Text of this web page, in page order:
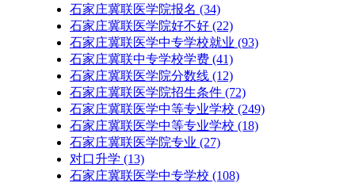
石家庄冀联医学院报名 (34)
石家庄冀联医学院好不好 (22)
石家庄冀联医学中专学校就业 (93)
石家庄冀联中专学校学费 (41)
石家庄冀联医学院分数线 (12)
石家庄冀联医学院招生条件 (72)
石家庄冀联医学中等专业学校 (249)
石家庄冀联医学中等专业学校​ (18)
石家庄冀联医学院专业 (27)
对口升学 (13)
石家庄冀联医学中专学校 (108)